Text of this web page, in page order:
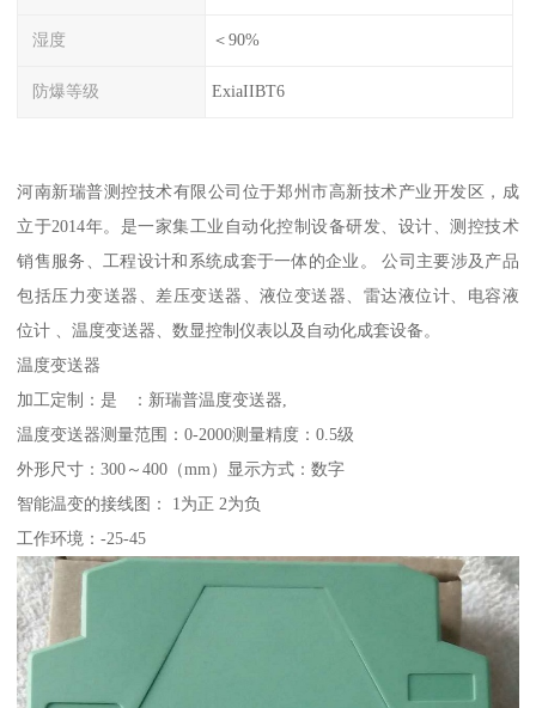
湿度 ＜90%
防爆等级 ExiaIIBT6
河南新瑞普测控技术有限公司位于郑州市高新技术产业开发区，成
立于2014年。是一家集工业自动化控制设备研发、设计、测控技术
销售服务、工程设计和系统成套于一体的企业。 公司主要涉及产品
包括压力变送器、差压变送器、液位变送器、雷达液位计、电容液
位计 、温度变送器、数显控制仪表以及自动化成套设备。
温度变送器
加工定制：是 ：新瑞普温度变送器,
温度变送器测量范围：0-2000测量精度：0.5级
外形尺寸：300～400（mm）显示方式：数字
智能温变的接线图： 1为正 2为负
工作环境：-25-45